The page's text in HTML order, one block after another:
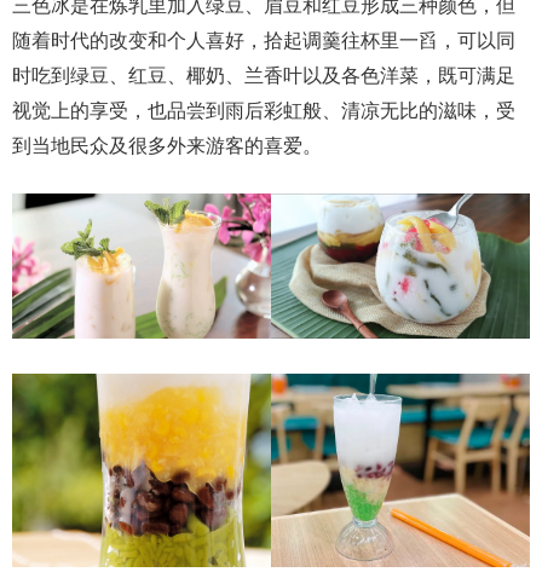
三色冰是在炼乳里加入绿豆、眉豆和红豆形成三种颜色，但
随着时代的改变和个人喜好，拾起调羹往杯里一舀，可以同
时吃到绿豆、红豆、椰奶、兰香叶以及各色洋菜，既可满足
视觉上的享受，也品尝到雨后彩虹般、清凉无比的滋味，受
到当地民众及很多外来游客的喜爱。